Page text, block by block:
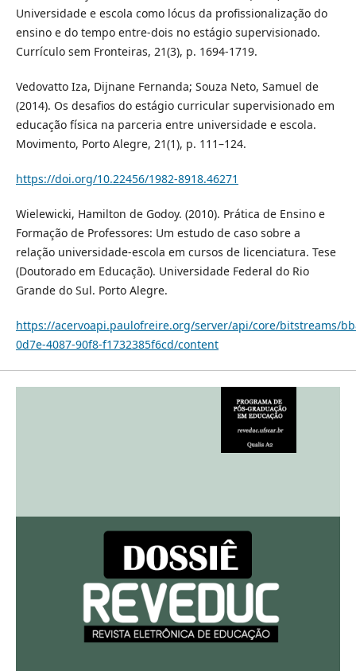
Universidade e escola como lócus da profissionalização do
ensino e do tempo entre-dois no estágio supervisionado.
Currículo sem Fronteiras, 21(3), p. 1694-1719.
Vedovatto Iza, Dijnane Fernanda; Souza Neto, Samuel de
(2014). Os desafios do estágio curricular supervisionado em
educação física na parceria entre universidade e escola.
Movimento, Porto Alegre, 21(1), p. 111–124.
https://doi.org/10.22456/1982-8918.46271
Wielewicki, Hamilton de Godoy. (2010). Prática de Ensino e
Formação de Professores: Um estudo de caso sobre a
relação universidade-escola em cursos de licenciatura. Tese
(Doutorado em Educação). Universidade Federal do Rio
Grande do Sul. Porto Alegre.
https://acervoapi.paulofreire.org/server/api/core/bitstreams/
0d7e-4087-90f8-f1732385f6cd/content